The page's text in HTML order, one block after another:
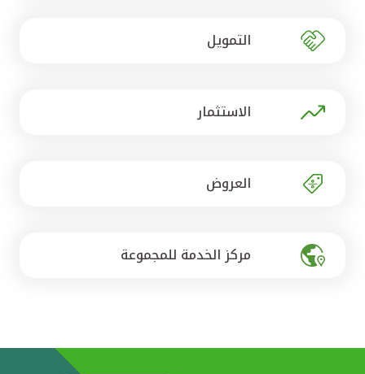
مصر
التمويل
الاستثمار
العروض
مركز الخدمة للمجموعة